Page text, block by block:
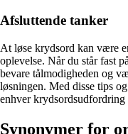
Afsluttende tanker
At løse krydsord kan være
oplevelse. Når du står fast
bevare tålmodigheden og
løsningen. Med disse tips
enhver
Synonymer for